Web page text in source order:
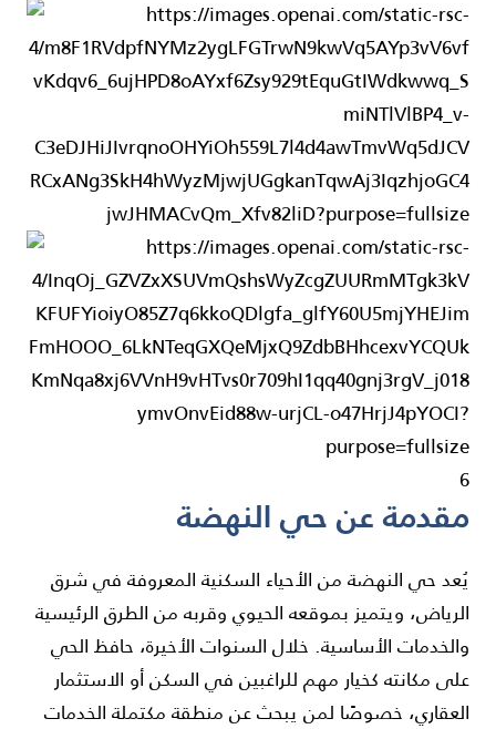
6
مقدمة عن حي النهضة
يُعد حي النهضة من الأحياء السكنية المعروفة في شرق
الرياض، ويتميز بموقعه الحيوي وقربه من الطرق الرئيسية
والخدمات الأساسية. خلال السنوات الأخيرة، حافظ الحي
على مكانته كخيار مهم للراغبين في السكن أو الاستثمار
العقاري، خصوصًا لمن يبحث عن منطقة مكتملة الخدمات